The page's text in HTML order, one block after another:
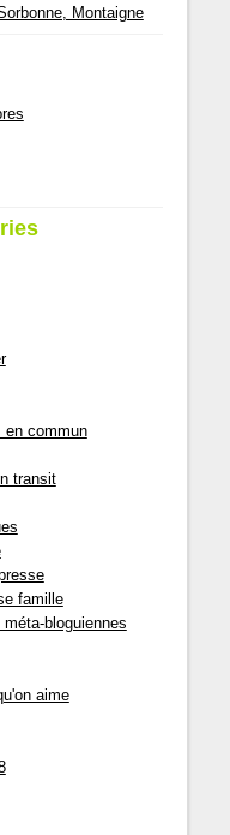
Montaigne
en commun
transit
famille
méta-bloguiennes
aime